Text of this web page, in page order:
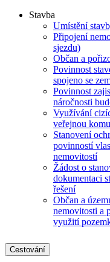
Stavba
Umístění
Připojení
sjezdu)
Občan a
Povinnost
spojeno se
Povinnost
náročnosti
Využívání
veřejnou
Stanovení
povinností
nemovitostí
Žádost o
dokumentaci
řešení
Občan a
nemovitosti a
využití
Cestování